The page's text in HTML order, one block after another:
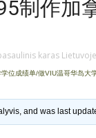
制作加
karas Lietuvoje
位成绩单/做VIU温哥华岛大
and was last